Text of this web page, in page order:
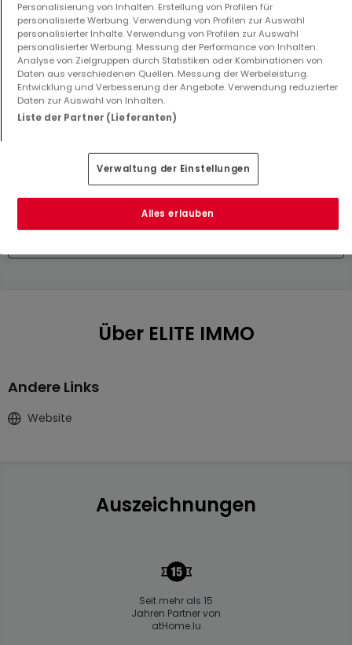
Haus
141 m²
850.000 €
2 89,24 m²
Über ELITE IMMO
Andere Links
Website
Auszeichnungen
Seit mehr als 15
Jahren Partner von
atHome.lu
Personalisierung von Inhalten. Erstellung von Profilen für
personalisierte Werbung. Verwendung von Profilen zur Auswahl
personalisierter Inhalte. Verwendung von Profilen zur Auswahl
personalisierter Werbung. Messung der Performance von Inhalten.
Analyse von Zielgruppen durch Statistiken oder Kombinationen von
Daten aus verschiedenen Quellen. Messung der Werbeleistung.
Entwicklung und Verbesserung der Angebote. Verwendung reduzierter
Daten zur Auswahl von Inhalten.
Liste der Partner (Lieferanten)
Verwaltung der Einstellungen
Alles erlauben